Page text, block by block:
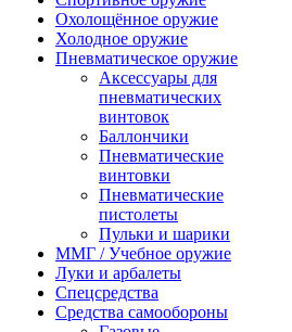
Охолощённое оружие
Холодное оружие
Пневматическое оружие
Аксессуары для
пневматических
винтовок
Баллончики
Пневматические
винтовки
Пневматические
пистолеты
Пульки и шарики
ММГ / Учебное оружие
Луки и арбалеты
Спецсредства
Средства самообороны